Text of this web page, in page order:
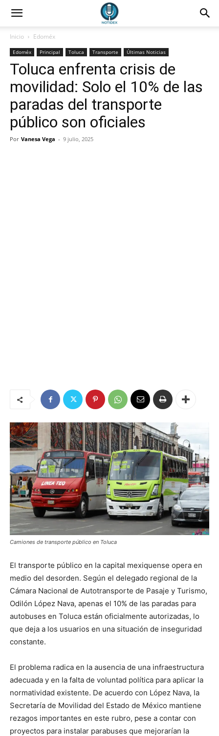
Inicio Edoméx
Edoméx Principal Toluca Transporte Últimas Noticias
Toluca enfrenta crisis de
movilidad: Solo el 10% de las
paradas del transporte
público son oficiales
Por Vanesa Vega - 9 julio, 2025
Camiones de transporte público en Toluca
El transporte público en la capital mexiquense opera en
medio del desorden. Según el delegado regional de la
Cámara Nacional de Autotransporte de Pasaje y Turismo,
Odilón López Nava, apenas el 10% de las paradas para
autobuses en Toluca están oficialmente autorizadas, lo
que deja a los usuarios en una situación de inseguridad
constante.
El problema radica en la ausencia de una infraestructura
adecuada y en la falta de voluntad política para aplicar la
normatividad existente. De acuerdo con López Nava, la
Secretaría de Movilidad del Estado de México mantiene
rezagos importantes en este rubro, pese a contar con
proyectos para instalar parabuses que mejorarían la